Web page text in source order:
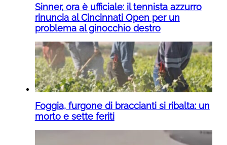
Sinner, ora è ufficiale: il tennista azzurro
rinuncia al Cincinnati Open per un
problema al ginocchio destro
Foggia, furgone di braccianti si ribalta: un
morto e sette feriti